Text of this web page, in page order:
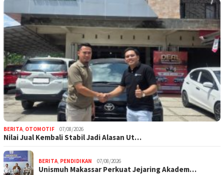
BERITA, OTOMOTIF 07/08/2026
Nilai Jual Kembali Stabil Jadi Alasan Ut…
BERITA, PENDIDIKAN 07/08/2026
Unismuh Makassar Perkuat Jejaring Akadem…